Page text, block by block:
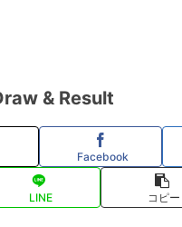
& Result
Facebook
LINE コピー